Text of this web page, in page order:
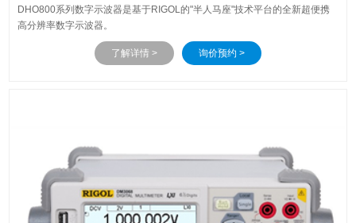
DHO800系列数字示波器是基于RIGOL的"半人马座"技术平台的全新超便携
高分辨率数字示波器。
了解详情 > 询价预约 >